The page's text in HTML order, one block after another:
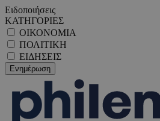
Ειδοποιήσεις
ΚΑΤΗΓΟΡΙΕΣ
ΟΙΚΟΝΟΜΙΑ
ΠΟΛΙΤΙΚΗ
ΕΙΔΗΣΕΙΣ